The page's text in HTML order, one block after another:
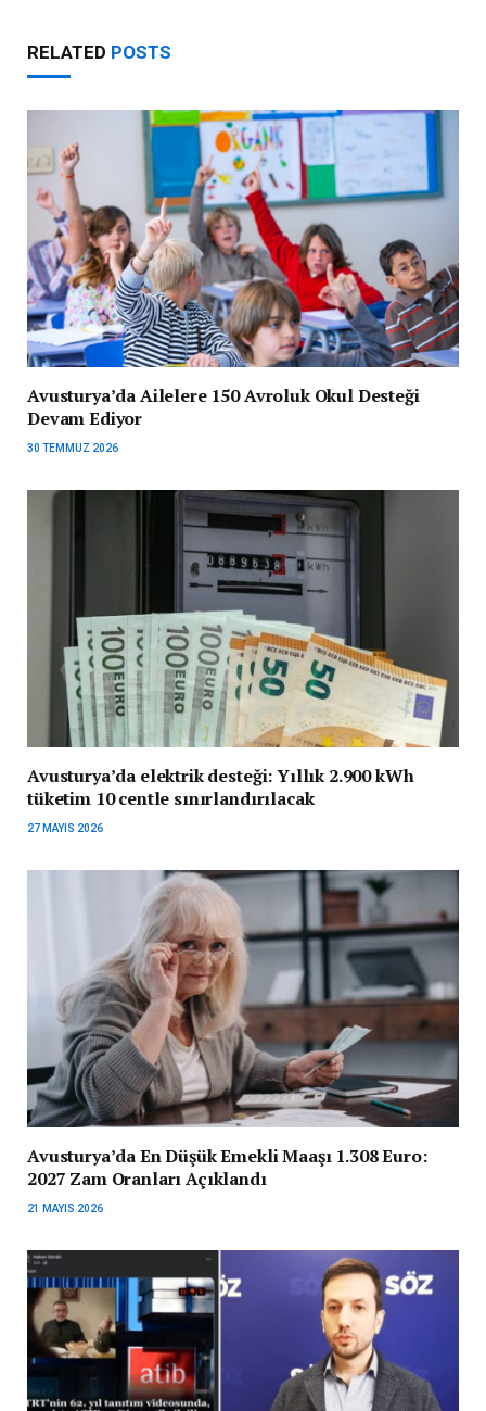
RELATED POSTS
Avusturya’da Ailelere 150 Avroluk Okul Desteği
Devam Ediyor
30 TEMMUZ 2026
Avusturya’da elektrik desteği: Yıllık 2.900 kWh
tüketim 10 centle sınırlandırılacak
27 MAYIS 2026
Avusturya’da En Düşük Emekli Maaşı 1.308 Euro:
2027 Zam Oranları Açıklandı
21 MAYIS 2026